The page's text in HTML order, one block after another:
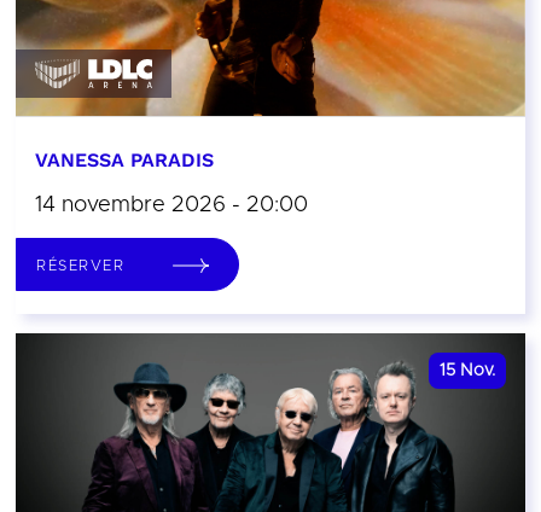
VANESSA PARADIS
14 novembre 2026 - 20:00
RÉSERVER
15 Nov.